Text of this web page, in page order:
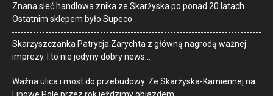
Znana sieć handlowa znika ze Skarżyska po ponad 20 latach.
Ostatnim sklepem było Supeco
Skarżyszczanka Patrycja Zarychta z główną nagrodą ważnej
imprezy. I to nie jedyny dobry news…
Ważna ulica i most do przebudowy. Ze Skarżyska-Kamiennej na
Lipowe Pole przez rok jeździmy objazdem